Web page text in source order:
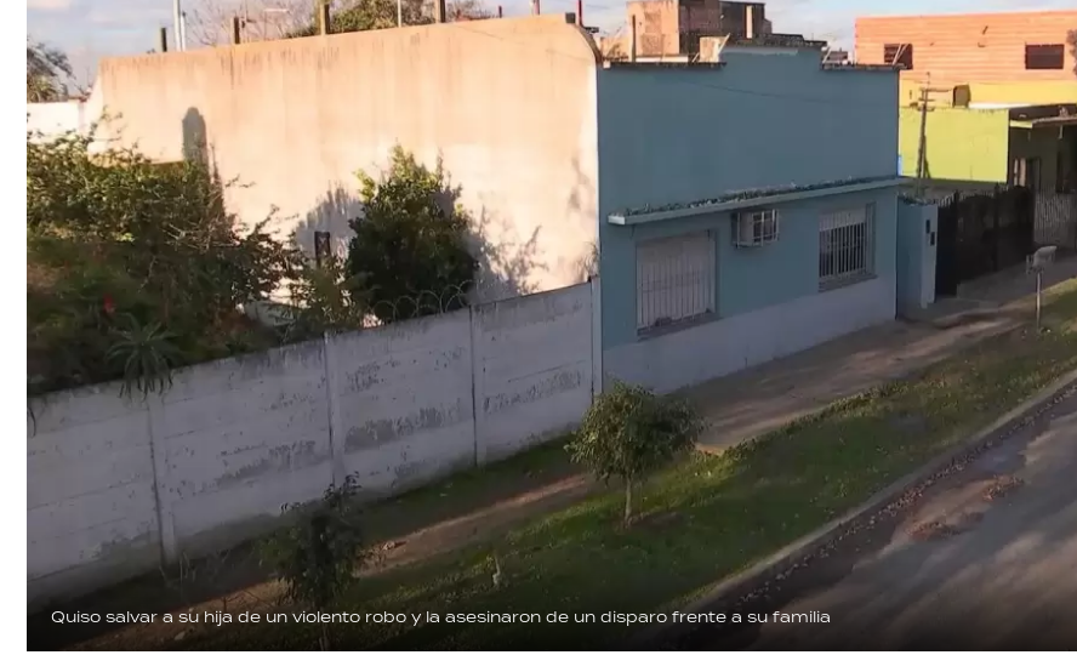
Quiso salvar a su hija de un violento robo y la asesinaron de un disparo frente a su familia